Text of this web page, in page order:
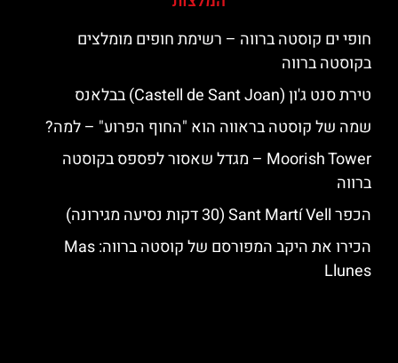
חופי ים קוסטה ברווה – רשימת חופים מומלצים
בקוסטה ברווה
טירת סנט ג'ון (Castell de Sant Joan) בבלאנס
שמה של קוסטה בראווה הוא "החוף הפרוע" – למה?
‪‪Moorish Tower‬‬ – מגדל שאסור לפספס בקוסטה
ברווה
הכפר Sant Martí Vell (30 דקות נסיעה מגירונה)
הכירו את היקב המפורסם של קוסטה ברווה: ‪‪Mas
Llunes‬‬